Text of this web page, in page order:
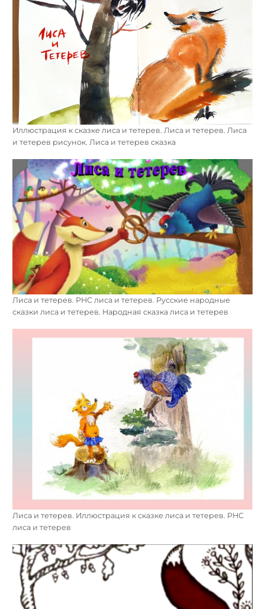
Иллюстрация к сказке лиса и тетерев. Лиса и тетерев. Лиса
и тетерев рисунок. Лиса и тетерев сказка
Лиса и тетерев. РНС лиса и тетерев. Русские народные
сказки лиса и тетерев. Народная сказка лиса и тетерев
Лиса и тетерев. Иллюстрация к сказке лиса и тетерев. РНС
лиса и тетерев
Найти: